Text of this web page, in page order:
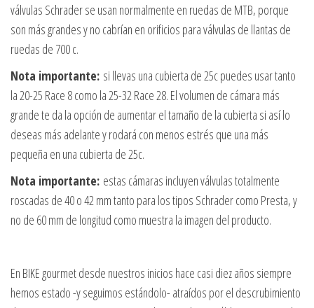
válvulas Schrader se usan normalmente en ruedas de MTB, porque
son más grandes y no cabrían en orificios para válvulas de llantas de
ruedas de 700 c.
Nota importante: si llevas una cubierta de 25c puedes usar tanto
la 20-25 Race 8 como la 25-32 Race 28. El volumen de cámara más
grande te da la opción de aumentar el tamaño de la cubierta si así lo
deseas más adelante y rodará con menos estrés que una más
pequeña en una cubierta de 25c.
Nota importante: estas cámaras incluyen válvulas totalmente
roscadas de 40 o 42 mm tanto para los tipos Schrader como Presta, y
no de 60 mm de longitud como muestra la imagen del producto.
En BIKE gourmet desde nuestros inicios hace casi diez años siempre
hemos estado -y seguimos estándolo- atraídos por el descrubimiento